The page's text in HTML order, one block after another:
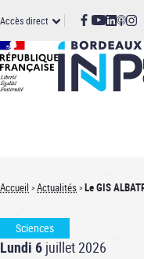
au
contenu
principal
Accès direct
Fil
d'Ariane
Accueil Actualités Le GIS
Sciences
Lundi 6 juillet 2026